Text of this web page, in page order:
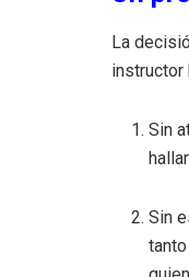
La
instructor
Sin
Sin